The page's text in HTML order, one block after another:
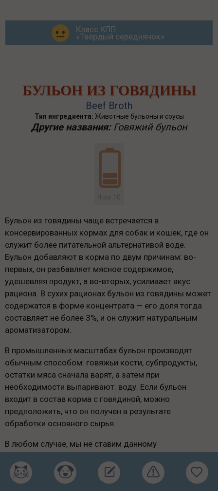
Класс КПП
«Твёрдый середнячок»
БУЛЬОН ИЗ ГОВЯДИНЫ
Beef Broth
Тип ингредиента: Животные бульоны и соусы
Другие названия:Говяжий бульон
Бульон из говядины чаще встречается в
консервированных кормах для собак и кошек, где он
служит более питательной альтернативой воде.
Бульон добавляют в корма по двум причинам: во-
первых, он разбавляет мясное содержимое,
удешевляя продукт, а во-вторых, усиливает вкус
рациона. В сухих рационах бульон из говядины может
содержатся в форме концентрата — его доля тогда
составляет не более 3%, и он служит натуральным
ароматизатором.
В промышленных масштабах бульон производят
обычным способом: говяжьи кости, субпродукты,
остатки мяса сначала варят, а затем при
необходимости выпаривают. воду. Если бульон
входит в состав корма с говядиной, можно
предположить, что он получен в результате
обработки основного сырья.
В любом случае, мы не ставим данному
собственно животного белка в бульоне не очень
много, и мясо собой он заменить никак не может.